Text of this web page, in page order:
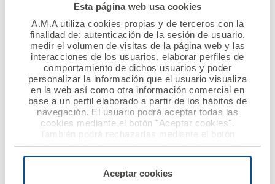
Esta página web usa cookies
A.M.A utiliza cookies propias y de terceros con la
finalidad de: autenticación de la sesión de usuario,
medir el volumen de visitas de la página web y las
interacciones de los usuarios, elaborar perfiles de
comportamiento de dichos usuarios y poder
personalizar la información que el usuario visualiza
en la web así como otra información comercial en
base a un perfil elaborado a partir de los hábitos de
navegación. El usuario podrá aceptar todas las
cookies mediante el botón "Aceptar cookies".
También podrá rechazarlas mediante el botón
"Rechazar", donde se rechazarán todas las cookies
menos las necesarias para permitir el acceso a los
configurarlas usando el botón “Personalizar".
Aceptar cookies
A.M.A. Seguros es la única aseguradora nacional
especializada en seguros para el colectivo de la
Sanidad. Entró en el ramo de Decesos en 2014, con
seguros de Asistencia Familiar que cubren el servicio
integral de decesos y el traslado nacional hasta el lugar
de inhumación, y son contratables de forma individual,
familiar o colectiva. Comprenden todo el servicio
fúnebre, las exequias (entre otros servicios, tanatosala,
floristería, traslado a cementerio o crematorio,
inhumación y sepultura, cremación y urna) y las
gestiones administrativas.